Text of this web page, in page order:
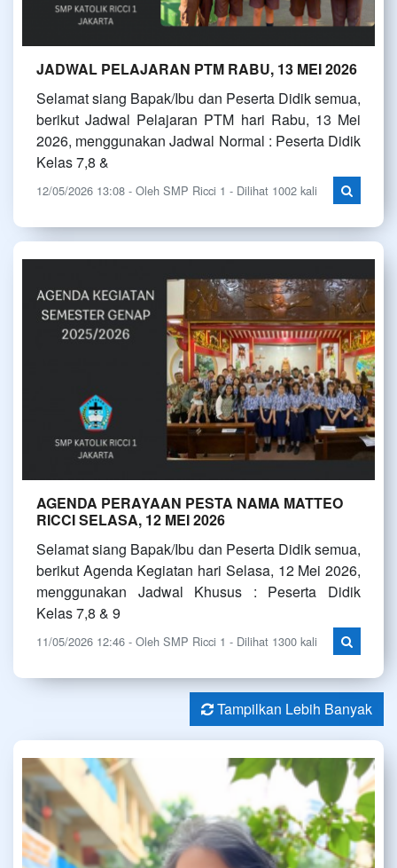
JADWAL PELAJARAN PTM RABU, 13 MEI 2026
Selamat siang Bapak/Ibu dan Peserta Didik semua,
berikut Jadwal Pelajaran PTM hari Rabu, 13 Mei
2026, menggunakan Jadwal Normal : Peserta Didik
Kelas 7,8 &
12/05/2026 13:08 - Oleh SMP Ricci 1 - Dilihat 1002 kali
AGENDA PERAYAAN PESTA NAMA MATTEO
RICCI SELASA, 12 MEI 2026
Selamat siang Bapak/Ibu dan Peserta Didik semua,
berikut Agenda Kegiatan hari Selasa, 12 Mei 2026,
menggunakan Jadwal Khusus : Peserta Didik
Kelas 7,8 & 9
11/05/2026 12:46 - Oleh SMP Ricci 1 - Dilihat 1300 kali
Tampilkan Lebih Banyak